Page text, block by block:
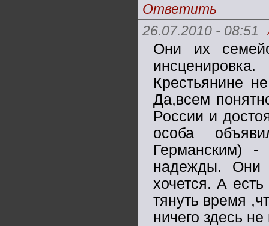
Ответить
26.07.2010 - 08:51
Они их
Крестьянине
Да,всем
России и
особа
Германским)
надежды. Они
хочется. А
тянуть время
ничего здесь